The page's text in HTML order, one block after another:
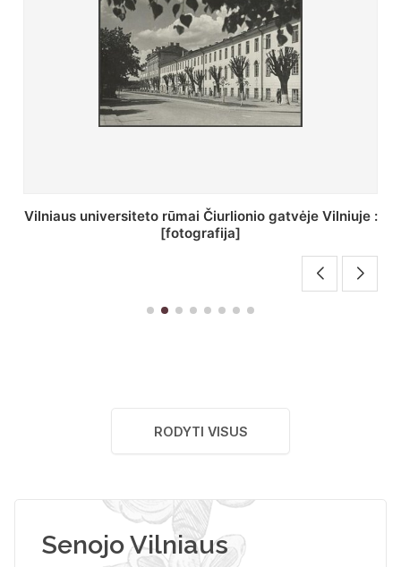
St. Batoro universiteto J. Pilsudskio kolegija :
[fotografija]
RODYTI VISUS
Senojo Vilniaus